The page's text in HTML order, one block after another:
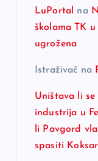
LuPortal
na
školama TK
ugrožena
Istraživač na
Uništava li
industrija u
li Pavgord
spasiti